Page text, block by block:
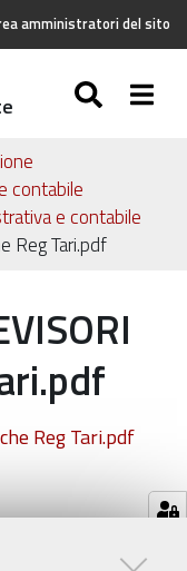
amministratori del sito
contabile
e contabile
Reg Tari.pdf
Reg Tari.pdf